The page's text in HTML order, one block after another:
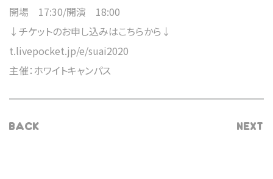
開場 17:30/開演 18:00
↓チケットのお申し込みはこちらから↓
t.livepocket.jp/e/suai2020
主催：ホワイトキャンパス
BACK NEXT